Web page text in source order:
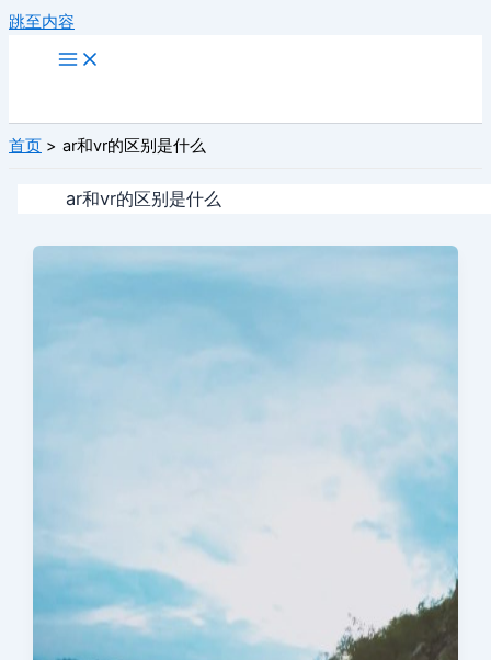
跳至内容
首页 ar和vr的区别是什么
ar和vr的区别是什么